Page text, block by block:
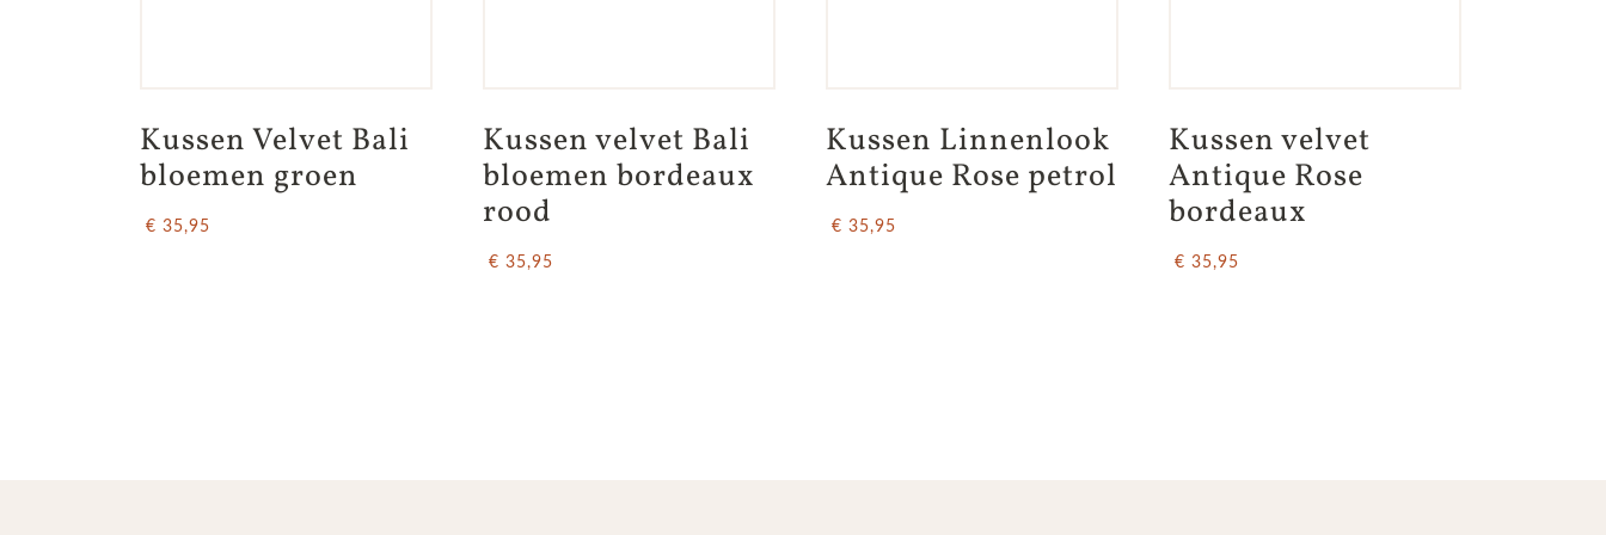
Kussen Velvet Bali
bloemen groen
€ 35,95
Kussen velvet Bali
bloemen bordeaux
rood
€ 35,95
Kussen Linnenlook
Antique Rose petrol
€ 35,95
Kussen velvet
Antique Rose
bordeaux
€ 35,95